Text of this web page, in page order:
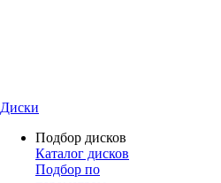
Диски
Подбор дисков
Каталог дисков
Подбор по